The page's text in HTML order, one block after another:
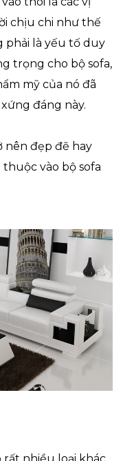
chịu chi như thế
phải là yếu tố duy
trọng cho bộ sofa,
mỹ của nó đã
đáng này.
nên đẹp đẽ hay
vào bộ sofa